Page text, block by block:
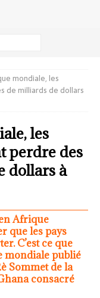
mondiale, les
de milliards de dollars
les
perdre des
dollars à
Afrique
que les pays
C’est ce que
mondiale publié
Sommet de la
consacré